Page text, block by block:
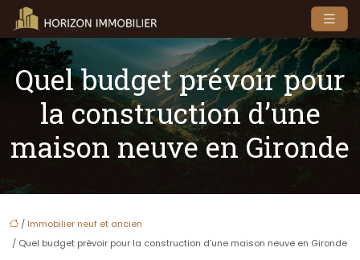
Quel budget prévoir pour
la construction d’une
maison neuve en Gironde
/ Immobilier neuf et ancien
/ Quel budget prévoir pour la construction d’une maison neuve en Gironde